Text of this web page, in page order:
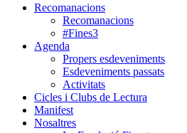
Recomanacions
Recomanacions
#Fines3
Agenda
Propers esdeveniments
Esdeveniments passats
Activitats
Cicles i Clubs de Lectura
Manifest
Nosaltres